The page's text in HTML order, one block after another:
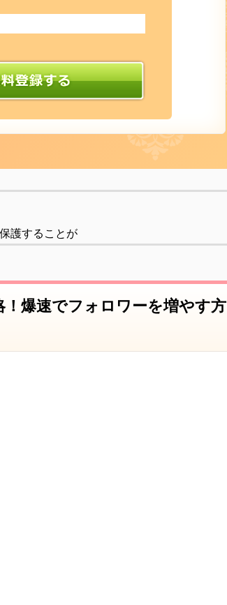
護することが
年月日、性別、電話番号、
を識別し得る情報をいいます。
み、個人情報を収集・利用いたします。
個人情報を 利用することをお客様が許諾
る情報の提供
者に開示・提供することはありません。
！爆速でフォロワーを増やす方